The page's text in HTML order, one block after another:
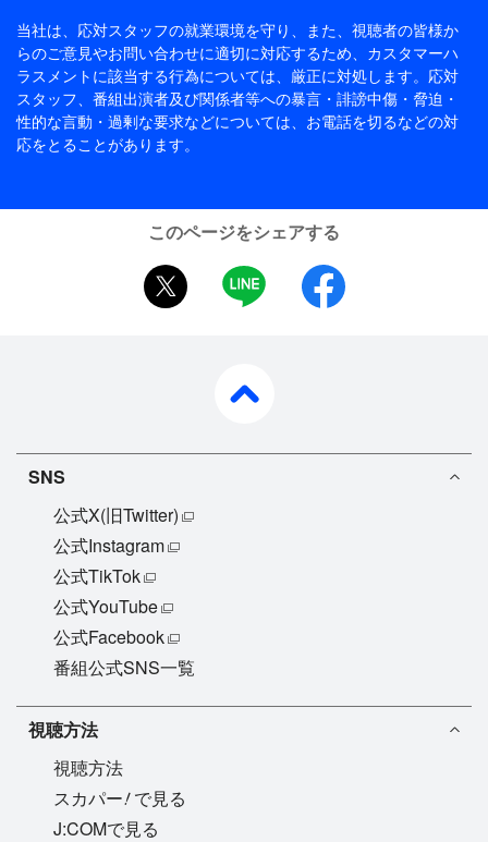
当社は、応対スタッフの就業環境を守り、また、視聴者の皆様か
らのご意見やお問い合わせに適切に対応するため、 カスタマーハ
ラスメントに該当する行為については、厳正に対処します。応対
スタッフ、番組出演者及び関係者等への暴言・誹謗中傷・脅迫・
性的な言動・過剰な要求などについては、お電話を切るなどの対
応をとることがあります。
このページをシェアする
twitter
LINE
SNS
公式X(旧Twitter)
公式Instagram
公式TikTok
公式YouTube
公式Facebook
番組公式SNS一覧
視聴方法
視聴方法
スカパー!で見る
J:COMで見る